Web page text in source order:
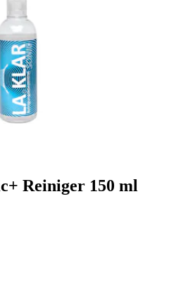
Reiniger 150 ml